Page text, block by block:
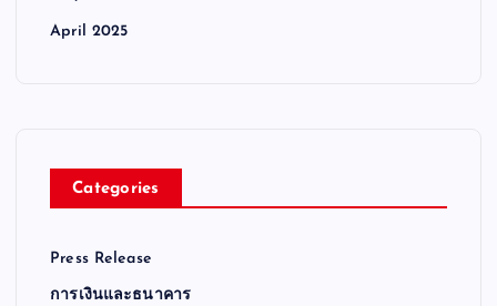
April 2025
Categories
Press Release
การเงินและธนาคาร